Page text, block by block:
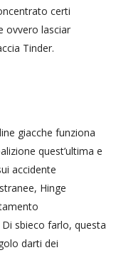
certi
ovvero lasciar
Tinder.
giacche funziona
quest’ultima e
accidente
Hinge
sbieco farlo, questa
darti dei